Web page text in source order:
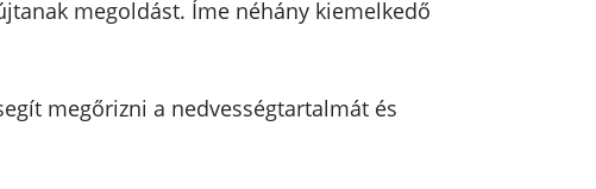
megoldást. Íme néhány kiemelkedő
megőrizni a nedvességtartalmát és